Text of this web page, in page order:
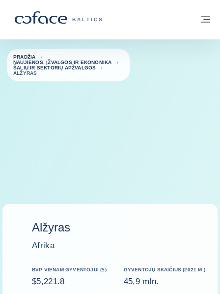
„COFACE“ FOR TRADE - GRUPĖS
BALTICS
Grįžti į pradžią
PRADŽIA
NAUJIENOS, ĮŽVALGOS IR EKONOMIKA
ŠALIŲ IR SEKTORIŲ APŽVALGOS
ALŽYRAS
Alžyras
Afrika
BVP VIENAM GYVENTOJUI ($)
$5,221.8
GYVENTOJŲ SKAIČIUS (2021 M.)
45,9 mln.